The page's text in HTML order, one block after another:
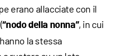
erano allacciate con il
(“nodo della nonna”, in cui
la stessa